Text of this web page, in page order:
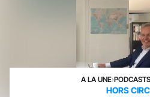
A LA UNE›PODCASTS
HORS